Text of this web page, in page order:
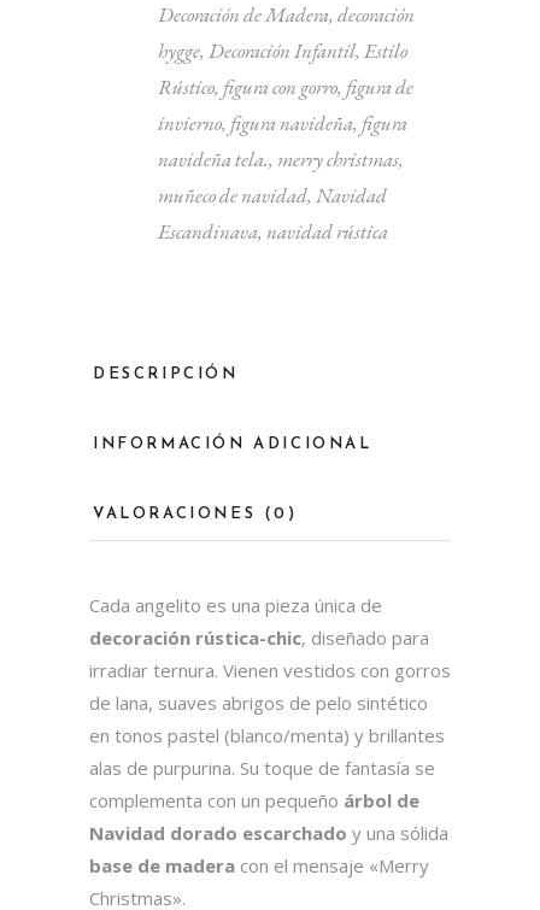
Decoración de Madera, decoración
hygge, Decoración Infantil, Estilo
Rústico, figura con gorro, figura de
invierno, figura navideña, figura
navideña tela., merry christmas,
muñeco de navidad, Navidad
Escandinava, navidad rústica
DESCRIPCIÓN
INFORMACIÓN ADICIONAL
VALORACIONES (0)
Cada angelito es una pieza única de
decoración rústica-chic, diseñado para
irradiar ternura. Vienen vestidos con gorros
de lana, suaves abrigos de pelo sintético
en tonos pastel (blanco/menta) y brillantes
alas de purpurina. Su toque de fantasía se
complementa con un pequeño árbol de
Navidad dorado escarchado y una sólida
base de madera con el mensaje «Merry
Christmas».